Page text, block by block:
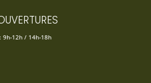
9h-12h / 14h-18h